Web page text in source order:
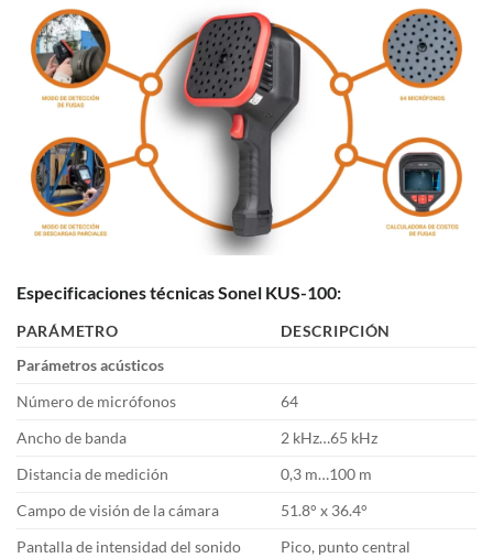
Especificaciones técnicas Sonel KUS-100:
PARÁMETRO
DESCRIPCIÓN
Parámetros acústicos
Número de micrófonos
64
Ancho de banda
2 kHz…65 kHz
Distancia de medición
0,3 m…100 m
Campo de visión de la cámara
51.8° x 36.4°
Pantalla de intensidad del sonido
Pico, punto central